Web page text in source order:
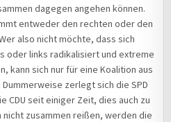
dagegen angehen können.
entweder den rechten oder den
also nicht möchte, dass sich
oder links radikalisiert und extreme
kann sich nur für eine Koalition aus
Dummerweise zerlegt sich die SPD
CDU seit einiger Zeit, dies auch zu
nicht zusammen reißen, werden die